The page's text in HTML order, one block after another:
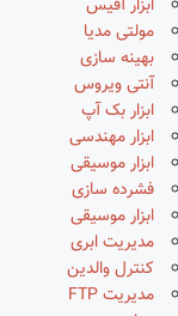
ابزار آفیس
مولتی مدیا
بهینه سازی
آنتی ویروس
ابزار بک آپ
ابزار مهندسی
ابزار موسیقی
فشرده سازی
ابزار موسیقی
مدیریت ابری
کنترل والدین
مدیریت FTP